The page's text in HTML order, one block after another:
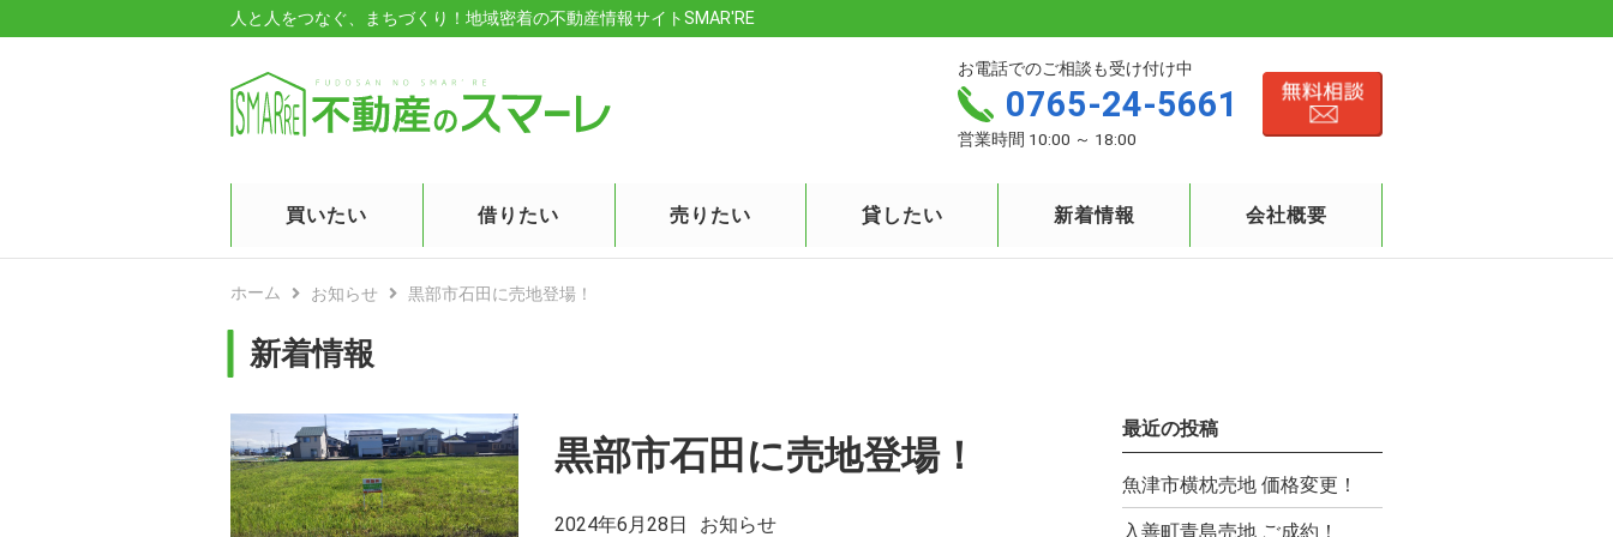
人と人をつなぐ、まちづくり！ 地域密着の不動産情報サイトSMAR'RE
お電話でのご相談も受け付け中
0765-24-5661
営業時間 10:00 ～ 18:00
買いたい 借りたい 売りたい 貸したい 新着情報 会社概要
ホーム お知らせ 黒部市石田に売地登場！
新着情報
黒部市石田に売地登場！
2024年6月28日 お知らせ
最近の投稿
魚津市横枕売地 価格変更！
入善町青島売地 ご成約！